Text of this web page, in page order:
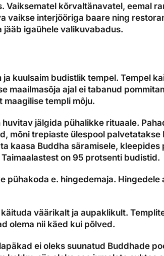
Vaiksematel kõrvaltänavatel, eemal
vaikse interjööriga baare ning
igaühele valikuvabadus.
kuulsaim budistlik tempel. Tempel
maailmasõja ajal ei tabanud
maagilise templi mõju.
jälgida pühalikke rituaale.
mõni trepiaste ülespool palvetatakse
kaasa Buddha säramisele, kleepides
on 95 protsenti budistid.
pühakoda e. hingedemaja. Hingedele
väärikalt ja aupaklikult.
olema nii käed kui põlved.
ei oleks suunatud Buddhade